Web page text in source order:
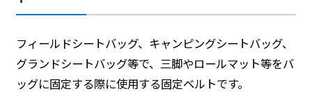
フィールドシートバッグ、キャンピングシートバッグ、
グランドシートバッグ等で、三脚やロールマット等をバ
ッグに固定する際に使用する固定ベルトです。